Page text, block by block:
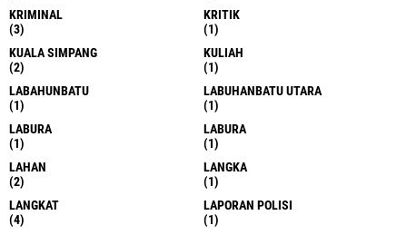
KRIMINAL
(3)
KRITIK
(1)
KUALA SIMPANG
(2)
KULIAH
(1)
LABAHUNBATU
(1)
LABUHANBATU UTARA
(1)
LABURA
(1)
LABURA
(1)
LAHAN
(2)
LANGKA
(1)
LANGKAT
(4)
LAPORAN POLISI
(1)